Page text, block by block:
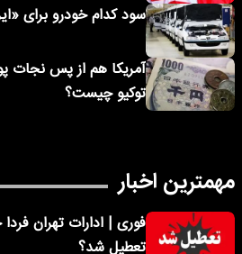
سود کدام خودرو برای
آمریکا هم از پس نجات
توکیو چیست؟
مهمترین اخبار
تعطیل شد؟